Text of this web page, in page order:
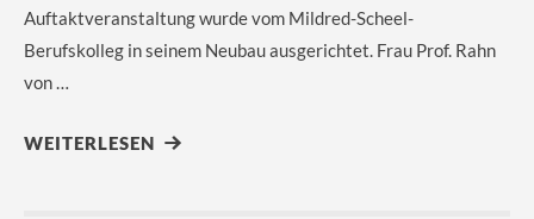
Auftaktveranstaltung wurde vom Mildred-Scheel-
Berufskolleg in seinem Neubau ausgerichtet. Frau Prof. Rahn
von …
WEITERLESEN